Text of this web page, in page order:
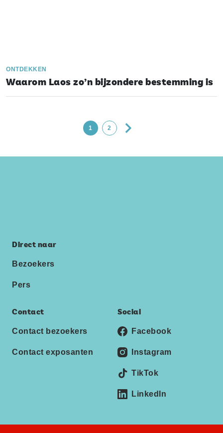
ONTDEKKEN
Waarom Laos zo’n bijzondere bestemming is
1 2
Direct naar
Bezoekers
Pers
Contact
Contact bezoekers
Contact exposanten
Social
Facebook
Instagram
TikTok
LinkedIn